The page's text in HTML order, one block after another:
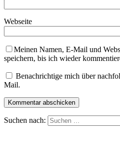
Webseite
Meinen Namen, E-Mail und
speichern, bis ich wieder
Benachrichtige mich über
Mail.
Suchen nach: